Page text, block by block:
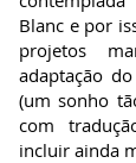
Blanc e por
projetos
adaptação
(um sonho
com
incluir ainda